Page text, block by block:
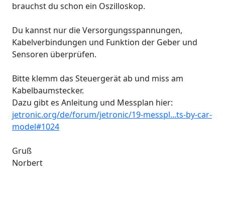
brauchst du schon ein Oszilloskop.
Du kannst nur die Versorgungsspannungen,
Kabelverbindungen und Funktion der Geber und
Sensoren überprüfen.
Bitte klemm das Steuergerät ab und miss am
Kabelbaumstecker.
Dazu gibt es Anleitung und Messplan hier:
jetronic.org/de/forum/jetronic/19-messpl...ts-by-car-
model#1024
Gruß
Norbert